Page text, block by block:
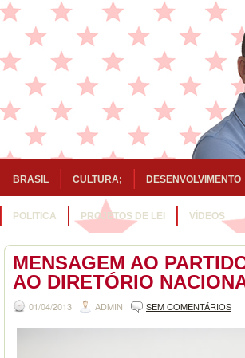
BRASIL CULTURA; DESENVOLVIMENTO
POLITICA PROJETOS DE LEI VÍDEOS
MENSAGEM AO
AO DIRETÓRIO
01/04/2013 ADMIN SEM COMENTÁRIOS